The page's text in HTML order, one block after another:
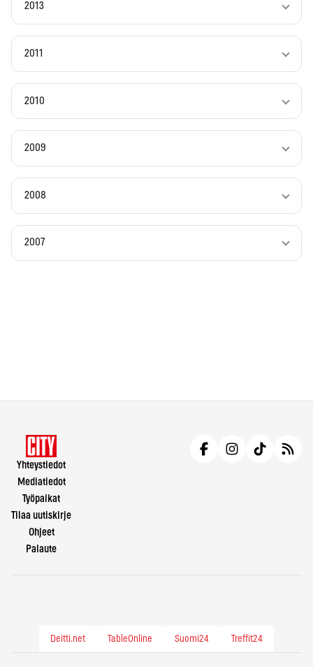
2013
2011
2010
2009
2008
2007
Yhteystiedot
Mediatiedot
Työpaikat
Tilaa uutiskirje
Ohjeet
Palaute
Deitti.net TableOnline Suomi24 Treffit24